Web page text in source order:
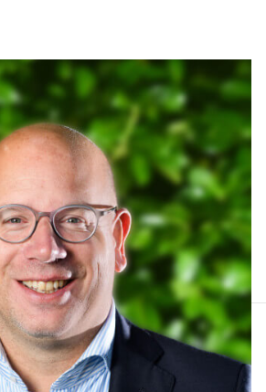
Arthur Lankhuizen
06 551 184 60
arthur@lucvastgoed.nl
Contact opnemen